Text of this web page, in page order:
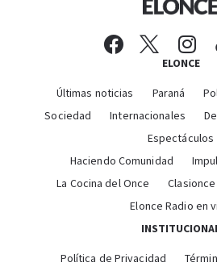
ELONCE
Últimas noticias Paraná
Sociedad
Internacionales
Espectáculos
Haciendo Comunidad
La Cocina del Once
Clasionce
Elonce Radio en
Política de Privacidad